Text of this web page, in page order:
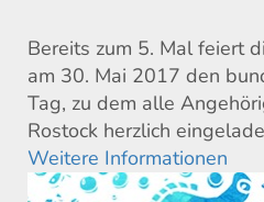
Bereits zum 5. Mal feiert
am 30. Mai 2017 den
Tag, zu dem alle
Rostock herzlich
Weitere Informationen